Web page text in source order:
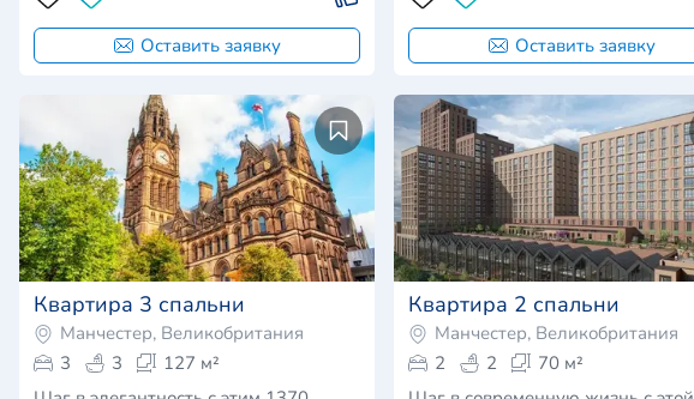
Оставить заявку Оставить заявку
Квартира 3 спальни
Манчестер, Великобритания
3
3
127 м²
Квартира 2 спальни
Манчестер, Великобритания
2
2
70 м²